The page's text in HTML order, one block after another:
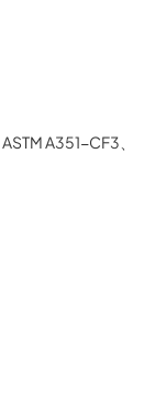
A351-CF3、